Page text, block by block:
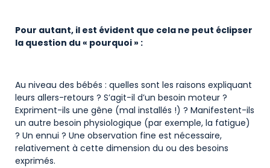
Pour autant, il est évident que cela ne peut éclipser
la question du « pourquoi » :
Au niveau des bébés : quelles sont les raisons expliquant
leurs allers-retours ? S’agit-il d’un besoin moteur ?
Expriment-ils une gêne (mal installés !) ? Manifestent-ils
un autre besoin physiologique (par exemple, la fatigue)
? Un ennui ? Une observation fine est nécessaire,
relativement à cette dimension du ou des besoins
exprimés.